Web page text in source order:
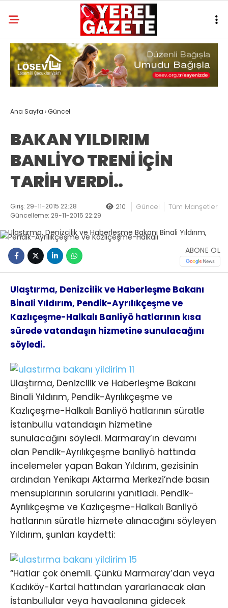
Ana Sayfa ›Güncel
BAKAN YILDIRIM
BANLİYO TRENİ İÇİN
TARİH VERDİ..
Giriş: 29-11-2015 22:28
Güncelleme: 29-11-2015 22:29
210 Güncel Tüm Manşetler
ABONE OL
Ulaştırma, Denizcilik ve Haberleşme Bakanı
Binali Yıldırım, Pendik-Ayrılıkçeşme ve
Kazlıçeşme-Halkalı Banliyö hatlarının kısa
sürede vatandaşın hizmetine sunulacağını
söyledi.
Ulaştırma, Denizcilik ve Haberleşme Bakanı
Binali Yıldırım, Pendik-Ayrılıkçeşme ve
Kazlıçeşme-Halkalı Banliyö hatlarının süratle
İstanbullu vatandaşın hizmetine
sunulacağını söyledi. Marmaray’ın devamı
olan Pendik-Ayrılıkçeşme banliyö hattında
incelemeler yapan Bakan Yıldırım, gezisinin
ardından Yenikapı Aktarma Merkezi’nde basın
mensuplarının sorularını yanıtladı. Pendik-
Ayrılıkçeşme ve Kazlıçeşme-Halkalı Banliyö
hatlarının süratle hizmete alınacağını söyleyen
Yıldırım, şunları kaydetti:
“Hatlar çok önemli. Çünkü Marmaray’dan veya
Kadıköy-Kartal hattından yararlanacak olan
İstanbullular veya havaalanına gidecek